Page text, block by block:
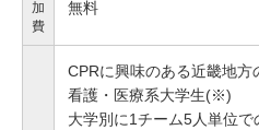
加
費
無料
CPRに興味のある近畿地方
看護・医療系大学生(※)
大学別に1チーム5人単位